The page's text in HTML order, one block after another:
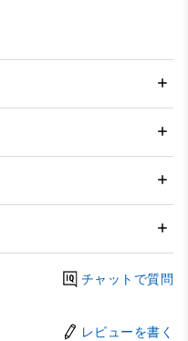
チャットで質問
レビューを書く